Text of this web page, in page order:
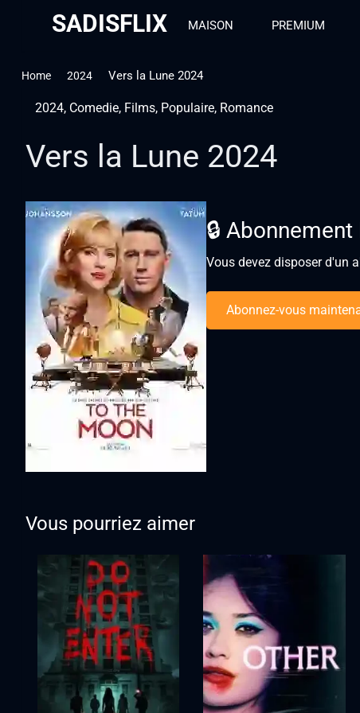
SADISFLIX MAISON PREMIUM
Home 2024 Vers la Lune 2024
2024, Comedie, Films, Populaire, Romance
Vers la Lune 2024
🔒
Vous devez disposer d'un
Abonnez-vous
Vous pourriez aimer